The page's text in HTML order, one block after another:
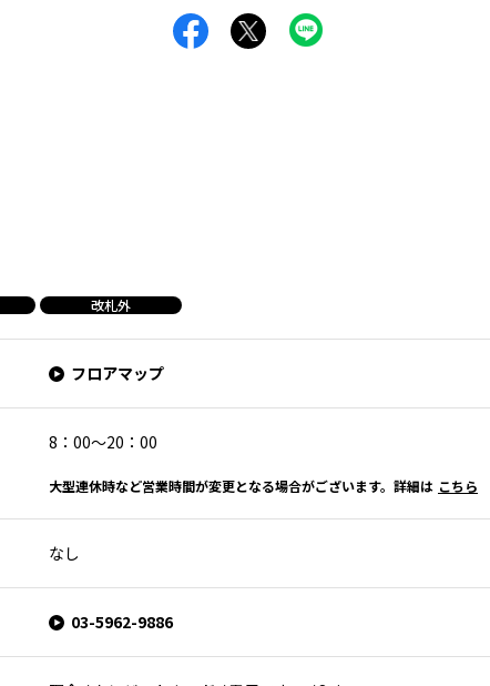
改札外
フロアマップ
8：00～20：00
大型連休時など営業時間が変更となる場合がございます。詳細は こちら
なし
03-5962-9886